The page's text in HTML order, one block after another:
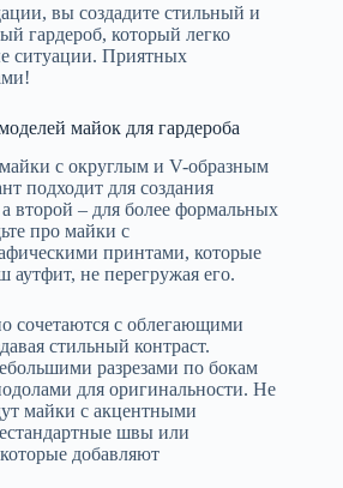
вы создадите стильный и
гардероб, который легко
ситуации. Приятных
майок для гардероба
с округлым и V-образным
подходит для создания
второй – для более формальных
про майки с
принтами, которые
не перегружая его.
сочетаются с облегающими
стильный контраст.
разрезами по бокам
для оригинальности. Не
майки с акцентными
швы или
добавляют